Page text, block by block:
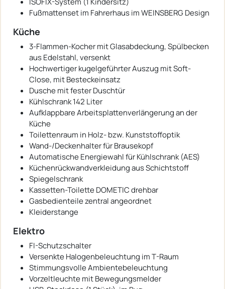
Fußmattenset im Fahrerhaus im WEINSBERG Design
Küche
3-Flammen-Kocher mit Glasabdeckung, Spülbecken
aus Edelstahl, versenkt
Hochwertiger kugelgeführter Auszug mit Soft-
Close, mit Besteckeinsatz
Dusche mit fester Duschtür
Kühlschrank 142 Liter
Aufklappbare Arbeitsplattenverlängerung an der
Küche
Toilettenraum in Holz- bzw. Kunststoffoptik
Wand-/Deckenhalter für Brausekopf
Automatische Energiewahl für Kühlschrank (AES)
Küchenrückwandverkleidung aus Schichtstoff
Spiegelschrank
Kassetten-Toilette DOMETIC drehbar
Gasbedienteile zentral angeordnet
Kleiderstange
Elektro
FI-Schutzschalter
Versenkte Halogenbeleuchtung im T-Raum
Stimmungsvolle Ambientebeleuchtung
Vorzeltleuchte mit Bewegungsmelder